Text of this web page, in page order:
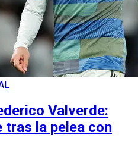
Valverde:
tras la pelea con